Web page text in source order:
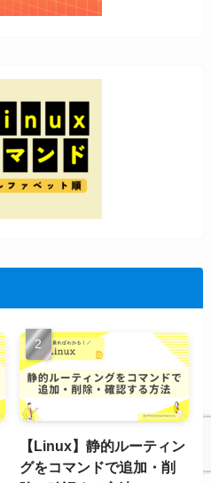
【Linux】静的ルーティン
グをコマンドで追加・削